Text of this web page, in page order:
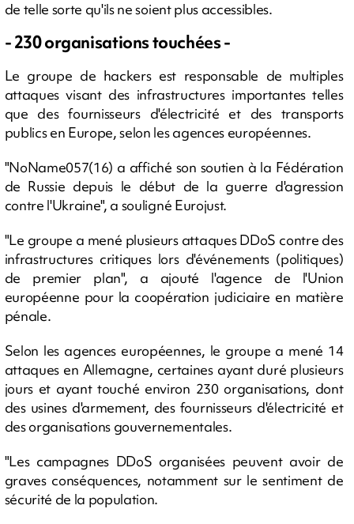
de telle sorte qu'ils ne soient plus accessibles.
- 230 organisations touchées -
Le groupe de hackers est responsable de multiples
attaques visant des infrastructures importantes telles
que des fournisseurs d'électricité et des transports
publics en Europe, selon les agences européennes.
"NoName057(16) a affiché son soutien à la Fédération
de Russie depuis le début de la guerre d'agression
contre l'Ukraine", a souligné Eurojust.
"Le groupe a mené plusieurs attaques DDoS contre des
infrastructures critiques lors d'événements (politiques)
de premier plan", a ajouté l'agence de l'Union
européenne pour la coopération judiciaire en matière
pénale.
Selon les agences européennes, le groupe a mené 14
attaques en Allemagne, certaines ayant duré plusieurs
jours et ayant touché environ 230 organisations, dont
des usines d'armement, des fournisseurs d'électricité et
des organisations gouvernementales.
"Les campagnes DDoS organisées peuvent avoir de
graves conséquences, notamment sur le sentiment de
sécurité de la population.